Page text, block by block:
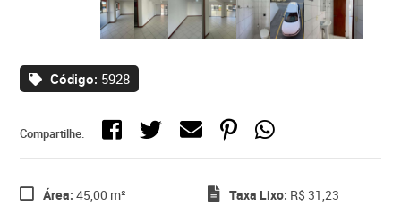
Código: 5928
Compartilhe:
Área: 45,00 m² Taxa Lixo: R$ 31,23